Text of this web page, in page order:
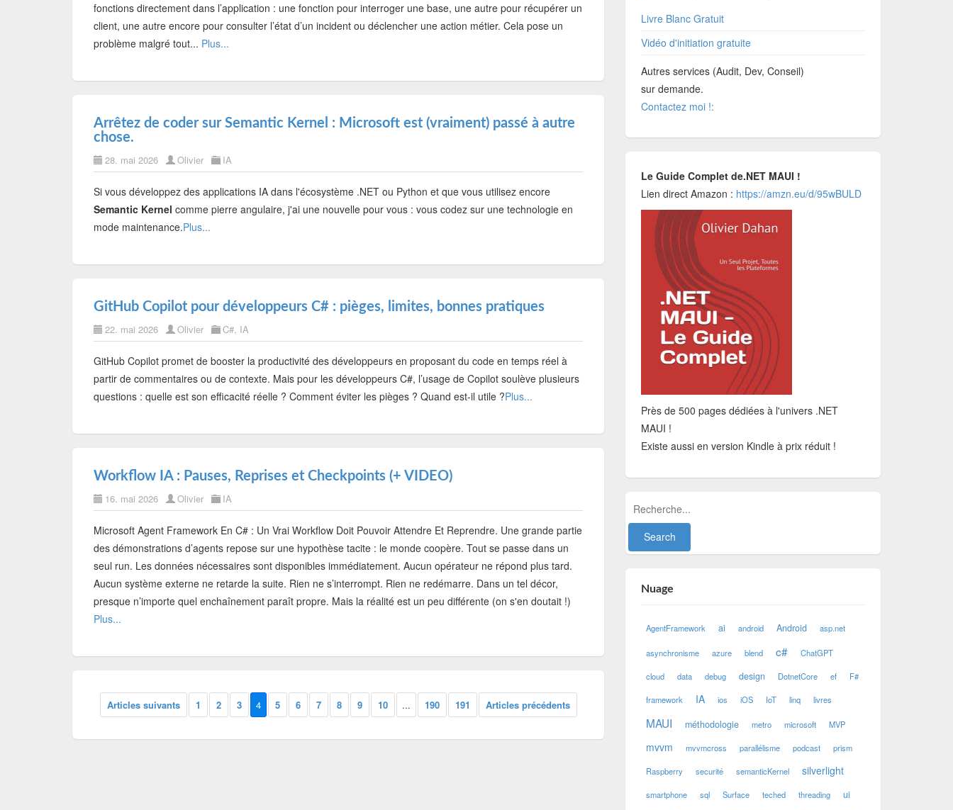
fonctions directement dans l’application : une fonction pour interroger une base, une autre pour récupérer un
client, une autre encore pour consulter l’état d’un incident ou déclencher une action métier. Cela pose un
problème malgré tout... Plus...
Arrêtez de coder sur Semantic Kernel : Microsoft est (vraiment) passé à autre
chose.
28. mai 2026 Olivier IA
Si vous développez des applications IA dans l'écosystème .NET ou Python et que vous utilisez encore
Semantic Kernel comme pierre angulaire, j'ai une nouvelle pour vous : vous codez sur une technologie en
mode maintenance.Plus...
GitHub Copilot pour développeurs C# : pièges, limites, bonnes pratiques
22. mai 2026 Olivier C#, IA
GitHub Copilot promet de booster la productivité des développeurs en proposant du code en temps réel à
partir de commentaires ou de contexte. Mais pour les développeurs C#, l’usage de Copilot soulève plusieurs
questions : quelle est son efficacité réelle ? Comment éviter les pièges ? Quand est-il utile ?Plus...
Workflow IA : Pauses, Reprises et Checkpoints (+ VIDEO)
16. mai 2026 Olivier IA
Microsoft Agent Framework En C# : Un Vrai Workflow Doit Pouvoir Attendre Et Reprendre. Une grande partie
des démonstrations d’agents repose sur une hypothèse tacite : le monde coopère. Tout se passe dans un
seul run. Les données nécessaires sont disponibles immédiatement. Aucun opérateur ne répond plus tard.
Aucun système externe ne retarde la suite. Rien ne s’interrompt. Rien ne redémarre. Dans un tel décor,
presque n’importe quel enchaînement paraît propre. Mais la réalité est un peu différente (on s'en doutait !)
Plus...
Articles suivants 1 2 3 4 5 6 7 8 9 10 ... 190 191 Articles précédents
Livre Blanc Gratuit
Vidéo d'initiation gratuite
Autres services (Audit, Dev, Conseil)
sur demande.
Contactez moi !:
Le Guide Complet de.NET MAUI !
Lien direct Amazon : https://amzn.eu/d/95wBULD
Près de 500 pages dédiées à l'univers .NET
MAUI !
Existe aussi en version Kindle à prix réduit !
Nuage
AgentFramework ai android Android asp.net
asynchronisme azure blend c# ChatGPT
cloud data debug design DotnetCore ef F#
framework IA ios iOS IoT linq livres
MAUI méthodologie metro microsoft MVP
mvvm mvvmcross parallélisme podcast prism
Raspberry securité semanticKernel silverlight
smartphone sql Surface teched threading
ui